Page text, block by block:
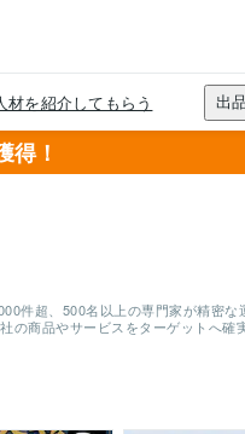
得！
件超、500名以上の専門家が精密
商品やサービスをターゲットへ